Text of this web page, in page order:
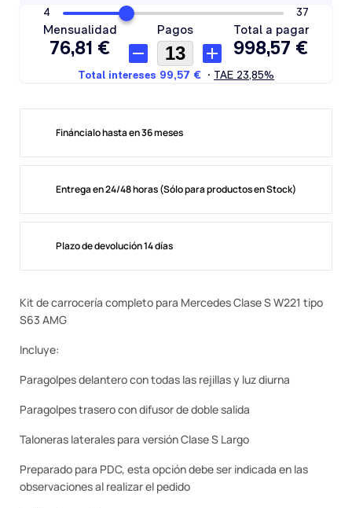
Fináncialo hasta en 36 meses
Entrega en 24/48 horas (Sólo para productos en Stock)
Plazo de devolución 14 días
Kit de carrocería completo para Mercedes Clase S W221 tipo
S63 AMG
Incluye:
Paragolpes delantero con todas las rejillas y luz diurna
Paragolpes trasero con difusor de doble salida
Taloneras laterales para versión Clase S Largo
Preparado para PDC, esta opción debe ser indicada en las
observaciones al realizar el pedido